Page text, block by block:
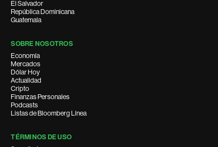
El Salvador
República Dominicana
Guatemala
SOBRE NOSOTROS
Economía
Mercados
Dólar Hoy
Actualidad
Cripto
Finanzas Personales
Podcasts
Listas de Bloomberg Línea
TÉRMINOS DE USO